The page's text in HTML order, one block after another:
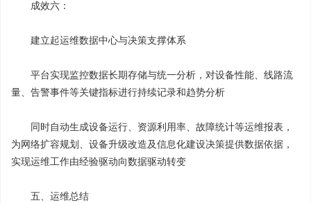
成效六：
建立起运维数据中心与决策支撑体系
平台实现监控数据长期存储与统一分析，对设备性能、线路流
量、告警事件等关键指标进行持续记录和趋势分析
同时自动生成设备运行、资源利用率、故障统计等运维报表，
为网络扩容规划、设备升级改造及信息化建设决策提供数据依据，
实现运维工作由经验驱动向数据驱动转变
五、运维总结